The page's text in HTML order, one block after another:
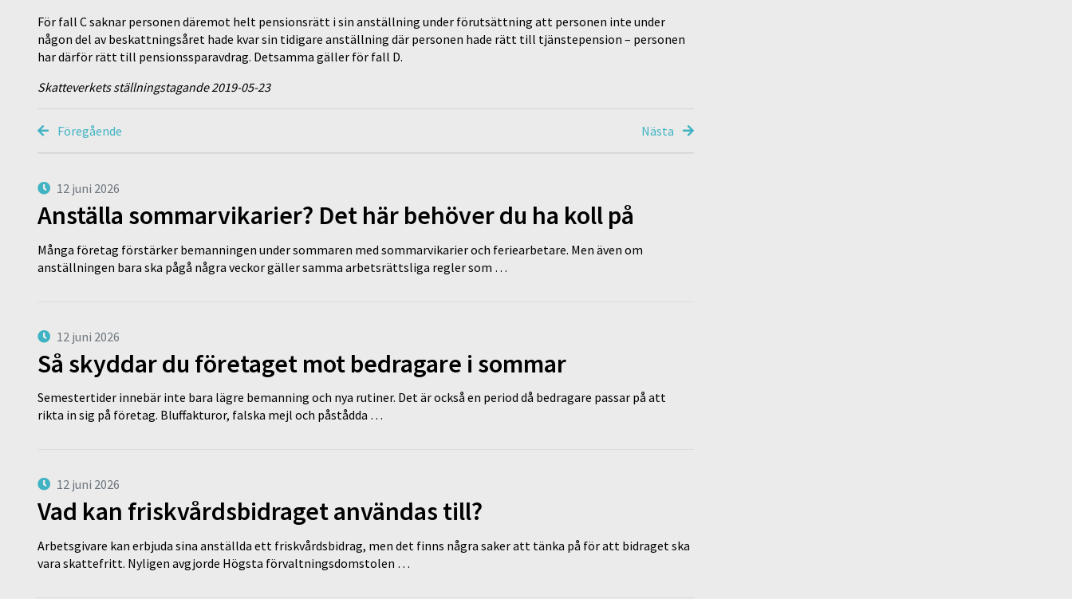
För fall C saknar personen däremot helt pensionsrätt i sin anställning under förutsättning att personen inte under
någon del av beskattningsåret hade kvar sin tidigare anställning där personen hade rätt till tjänstepension – personen
har därför rätt till pensionssparavdrag. Detsamma gäller för fall D.
Skatteverkets ställningstagande 2019-05-23
Föregående Nästa
12 juni 2026
Anställa sommarvikarier? Det här behöver du ha koll på
Många företag förstärker bemanningen under sommaren med sommarvikarier och feriearbetare. Men även om
anställningen bara ska pågå några veckor gäller samma arbetsrättsliga regler som …
12 juni 2026
Så skyddar du företaget mot bedragare i sommar
Semestertider innebär inte bara lägre bemanning och nya rutiner. Det är också en period då bedragare passar på att
rikta in sig på företag. Bluffakturor, falska mejl och påstådda …
12 juni 2026
Vad kan friskvårdsbidraget användas till?
Arbetsgivare kan erbjuda sina anställda ett friskvårdsbidrag, men det finns några saker att tänka på för att bidraget ska
vara skattefritt. Nyligen avgjorde Högsta förvaltningsdomstolen …